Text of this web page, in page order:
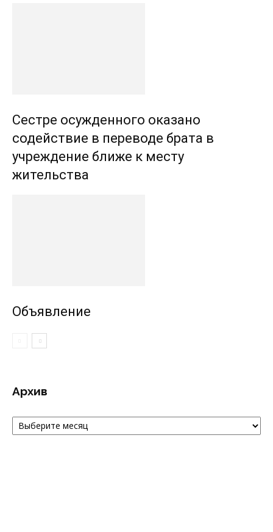
Сестре осужденного оказано
содействие в переводе брата в
учреждение ближе к месту
жительства
Объявление
Архив
Архив